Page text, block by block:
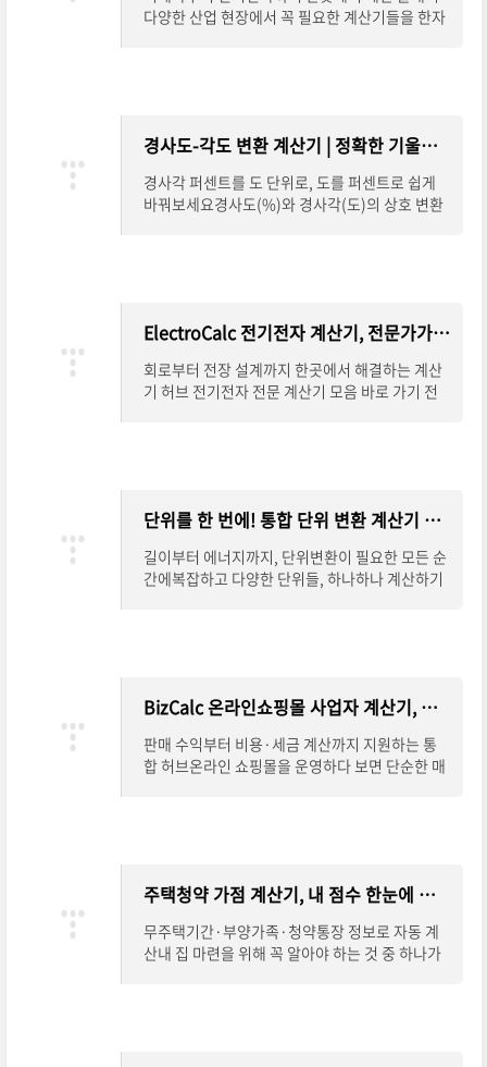
다양한 산업 현장에서 꼭 필요한 계산기들을 한자
경사도-각도 변환 계산기 | 정확한 기울기 계산 한 번에 끝내기
경사각 퍼센트를 도 단위로, 도를 퍼센트로 쉽게
바꿔보세요경사도(%)와 경사각(도)의 상호 변환
ElectroCalc 전기전자 계산기, 전문가가 찾는 설계 도구
회로부터 전장 설계까지 한곳에서 해결하는 계산
기 허브 전기전자 전문 계산기 모음 바로 가기 전
단위를 한 번에! 통합 단위 변환 계산기 완벽 안내
길이부터 에너지까지, 단위변환이 필요한 모든 순
간에복잡하고 다양한 단위들, 하나하나 계산하기
BizCalc 온라인쇼핑몰 사업자 계산기, 수익과 세금까지 한 번에
판매 수익부터 비용·세금 계산까지 지원하는 통
합 허브온라인 쇼핑몰을 운영하다 보면 단순한 매
주택청약 가점 계산기, 내 점수 한눈에 확인하기
무주택기간·부양가족·청약통장 정보로 자동 계
산내 집 마련을 위해 꼭 알아야 하는 것 중 하나가